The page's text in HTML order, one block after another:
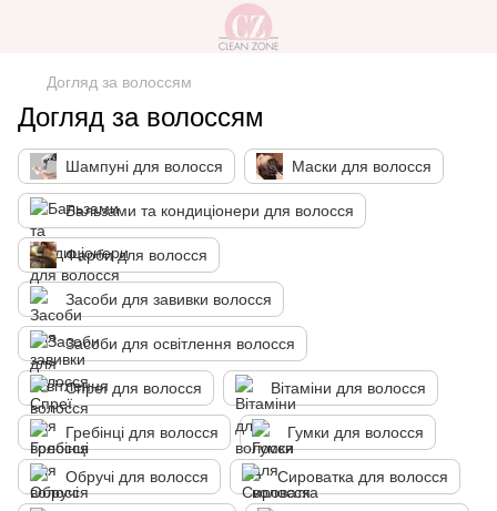
Догляд за волоссям
Догляд за волоссям
Шампуні для волосся Маски для волосся
Бальзами та кондиціонери для волосся
Фарби для волосся
Засоби для завивки волосся
Засоби для освітлення волосся
Спреї для волосся Вітаміни для волосся
Гребінці для волосся Гумки для волосся
Обручі для волосся Сироватка для волосся